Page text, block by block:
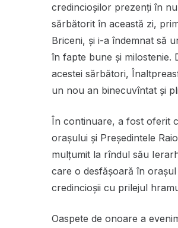
credincioșilor prezenți în
sărbătorit în această zi,
Briceni, și i-a îndemnat să
în fapte bune și milostenie.
acestei sărbători,
un nou an binecuvîntat și
În continuare, a fost oferit
orașului și Președintele
mulțumit la rîndul său
care o desfășoară în orașul
credincioșii cu prilejul
Oaspete de onoare a